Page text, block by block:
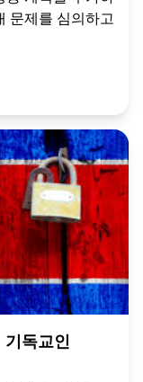
문제를 심의하고
독교인